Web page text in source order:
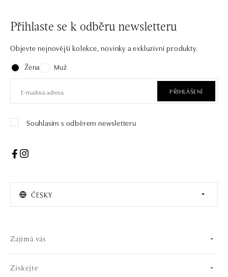
Přihlaste se k odběru newsletteru
Objevte nejnovější kolekce, novinky a exkluzivní produkty.
Žena
Muž
PŘIHLÁŠENÍ
Souhlasím s odběrem newsletteru
ČESKY
Zajímá vás
Získejte